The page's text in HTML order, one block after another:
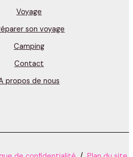
Voyage
son voyage
Camping
Contact
propos de nous